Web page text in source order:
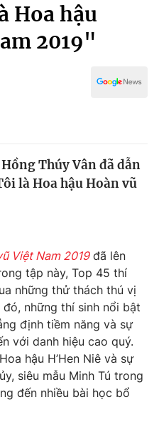
Hoa hậu
2019"
Thúy Vân đã dẫn
là Hoa hậu Hoàn vũ
Việt Nam 2019đã lên
tập này, Top 45 thí
những thử thách thú vị
những thí sinh nổi bật
định tiềm năng và sự
với danh hiệu cao quý.
hậu H’Hen Niê và sự
siêu mẫu Minh Tú trong
đến nhiều bài học bổ